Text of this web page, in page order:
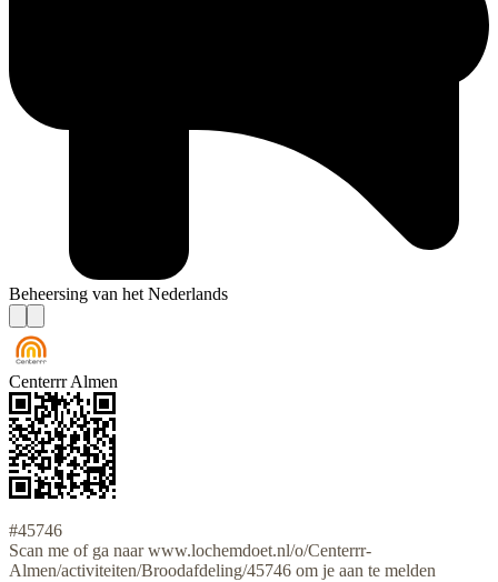
Beheersing van het Nederlands
Centerrr Almen
#45746
Scan me of ga naar www.lochemdoet.nl/o/Centerrr-
Almen/activiteiten/Broodafdeling/45746 om je aan te melden